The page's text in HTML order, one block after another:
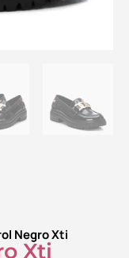
Negro Xti
Xti